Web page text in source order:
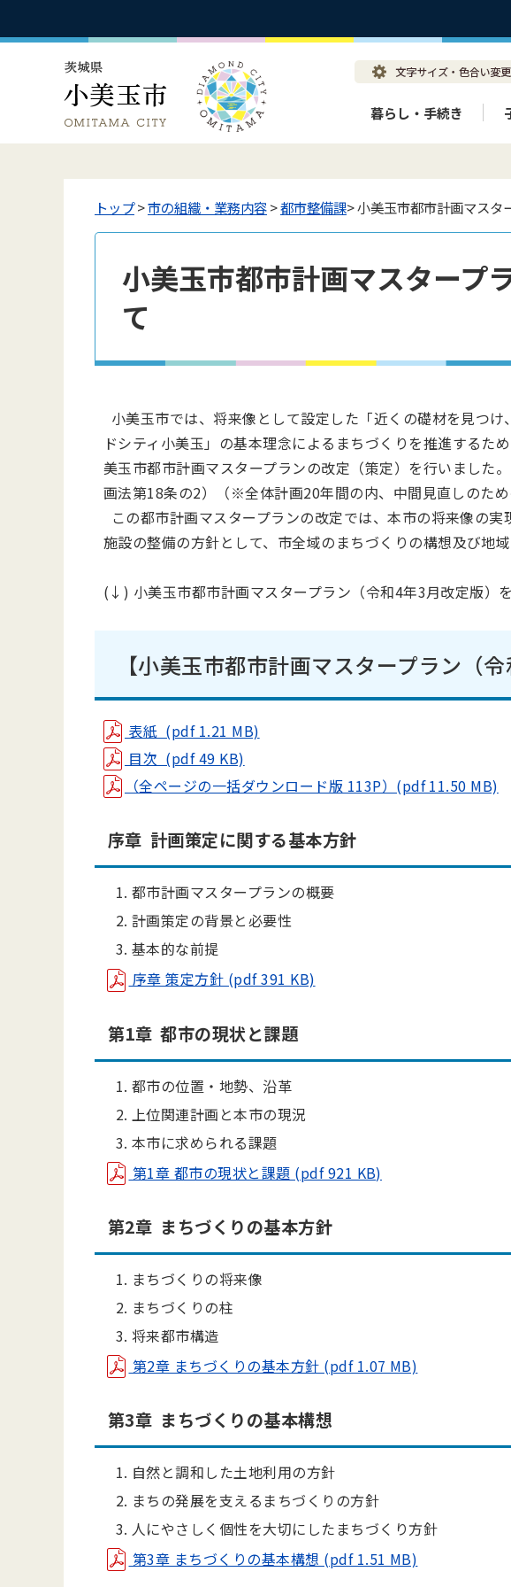
暮らし・手続き
トップ>市の組織・業務内容>都市整備課> 小美玉市都市計画マスタ
小美玉市都市計画マスタープ
て
小美玉市では、将来像として設定した「近くの礎材を見つ
ドシティ小美玉」の基本理念によるまちづくりを推進するた
美玉市都市計画マスタープランの改定（策定）を行いました
画法第18条の2）（※全体計画20年間の内、中間見直しのため
この都市計画マスタープランの改定では、本市の将来像の
施設の整備の方針として、市全域のまちづくりの構想及び地
(↓) 小美玉市都市計画マスタープラン（令和4年3月改定版）
【小美玉市都市計画マスタープラン（
表紙 (pdf 1.21 MB)
目次 (pdf 49 KB)
（全ページの一括ダウンロード版 113P）(pdf 11.50 MB)
序章 計画策定に関する基本方針
都市計画マスタープランの概要
計画策定の背景と必要性
基本的な前提
序章 策定方針 (pdf 391 KB)
第1章 都市の現状と課題
都市の位置・地勢、沿革
上位関連計画と本市の現況
本市に求められる課題
第1章 都市の現状と課題 (pdf 921 KB)
第2章 まちづくりの基本方針
まちづくりの将来像
まちづくりの柱
将来都市構造
第2章 まちづくりの基本方針 (pdf 1.07 MB)
第3章 まちづくりの基本構想
自然と調和した土地利用の方針
まちの発展を支えるまちづくりの方針
人にやさしく個性を大切にしたまちづくり方針
第3章 まちづくりの基本構想 (pdf 1.51 MB)